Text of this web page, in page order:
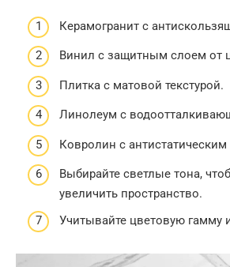
Керамогранит с
Винил с защитным слоем от
Плитка с матовой текстурой.
Линолеум с
Ковролин с
Выбирайте светлые тона,
увеличить пространство.
Учитывайте цветовую гамму